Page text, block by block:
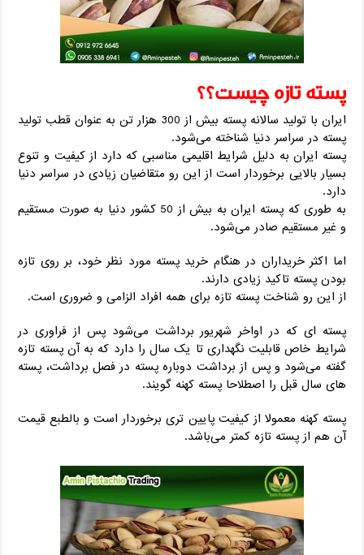
پسته تازه چیست؟؟
ایران با تولید سالانه پسته بیش از 300 هزار تن به عنوان قطب تولید
پسته در سراسر دنیا شناخته می‌شود.
پسته ایران به دلیل شرایط اقلیمی مناسبی که دارد از کیفیت و تنوع
بسیار بالایی برخوردار است از این رو متقاضیان زیادی در سراسر دنیا
دارد.
به طوری که پسته ایران به بیش از 50 کشور دنیا به صورت مستقیم
و غیر مستقیم صادر می‌شود.
اما اکثر خریداران در هنگام خرید پسته مورد نظر خود، بر روی تازه
بودن پسته تاکید زیادی دارند.
از این رو شناخت پسته تازه برای همه افراد الزامی و ضروری است.
پسته ای که در اواخر شهریور برداشت می‌شود پس از فراوری در
شرایط خاص قابلیت نگهداری تا یک سال را دارد که به آن پسته تازه
گفته می‌شود و پس از برداشت دوباره پسته در فصل برداشت، پسته
های سال قبل را اصطلاحا پسته کهنه گویند.
پسته کهنه معمولا از کیفیت پایین تری برخوردار است و بالطبع قیمت
آن هم از پسته تازه کمتر می‌باشد.